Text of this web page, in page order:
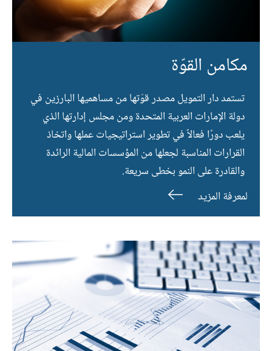
مكامن القوّة
تستمد دار التمويل مصدر قوّتها من مساهميها البارزين في
دولة الإمارات العربية المتحدة ومن مجلس إدارتها الذي
يلعب دورًا فعالاً في تطوير استراتيجيات عملها واتخاذ
القرارات المناسبة لجعلها من المؤسسات المالية الرائدة
والقادرة على النمو بخطى سريعة.
لمعرفة المزيد